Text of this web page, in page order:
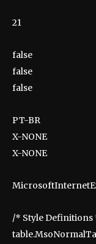
21
false
false
false
PT-BR
X-NONE
X-NONE
/* Style Definitions